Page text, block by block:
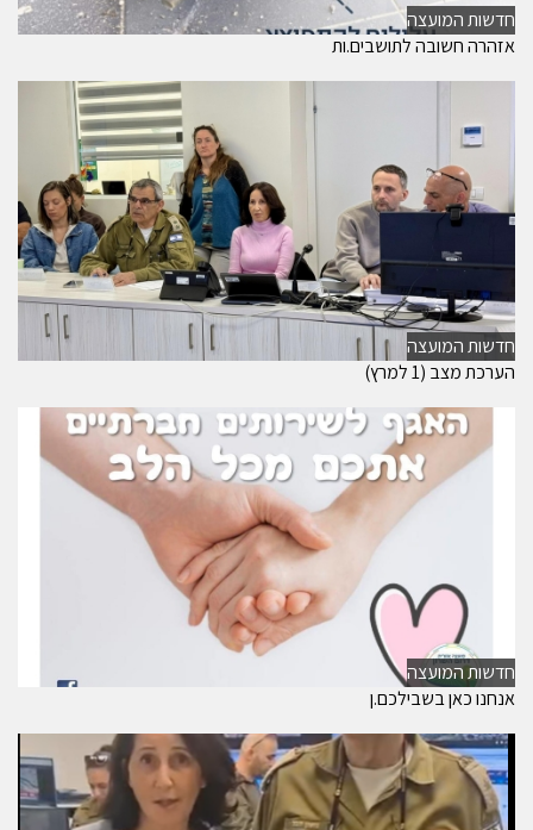
חדשות המועצה
אזהרה חשובה לתושבים.ות
חדשות המועצה
הערכת מצב (1 למרץ)
חדשות המועצה
אנחנו כאן בשבילכם.ן